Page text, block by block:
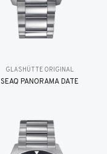
GLASHÜTTE ORIGINAL
SEAQ PANORAMA DATE